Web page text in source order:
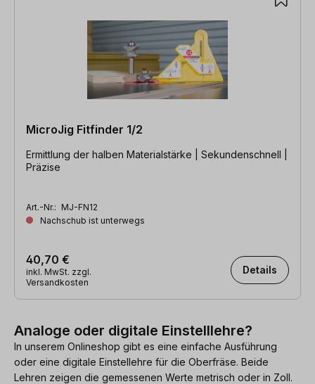
MicroJig Fitfinder 1/2
Ermittlung der halben Materialstärke | Sekundenschnell |
Präzise
Art.-Nr.: MJ-FN12
Nachschub ist unterwegs
40,70 €
inkl. MwSt. zzgl.
Versandkosten
Details
Analoge oder digitale Einstelllehre?
In unserem Onlineshop gibt es eine einfache Ausführung
oder eine digitale Einstellehre für die Oberfräse. Beide
Lehren zeigen die gemessenen Werte metrisch oder in Zoll.